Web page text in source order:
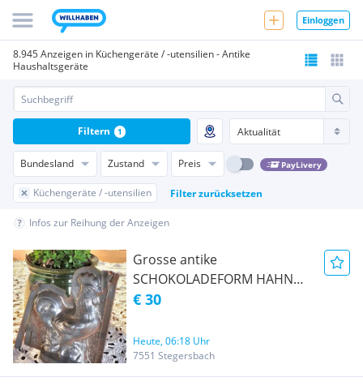
Einloggen
8.945 Anzeigen in Küchengeräte / -utensilien - Antike
Haushaltsgeräte
Bundesland Zustand Preis PayLivery
Küchengeräte / -utensilien Filter zurücksetzen
Filtern 1
Infos zur Reihung der Anzeigen
Grosse antike
SCHOKOLADEFORM HAHN
OSTERN Vintage shabby
€ 30
Heute, 06:18 Uhr
7551 Stegersbach